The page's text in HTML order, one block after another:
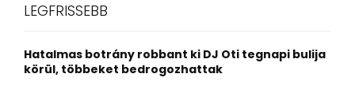
h
o
r
LEGFRISSEBB
Hatalmas botrány robbant ki DJ Oti tegnapi bulija
körül, többeket bedrogozhattak